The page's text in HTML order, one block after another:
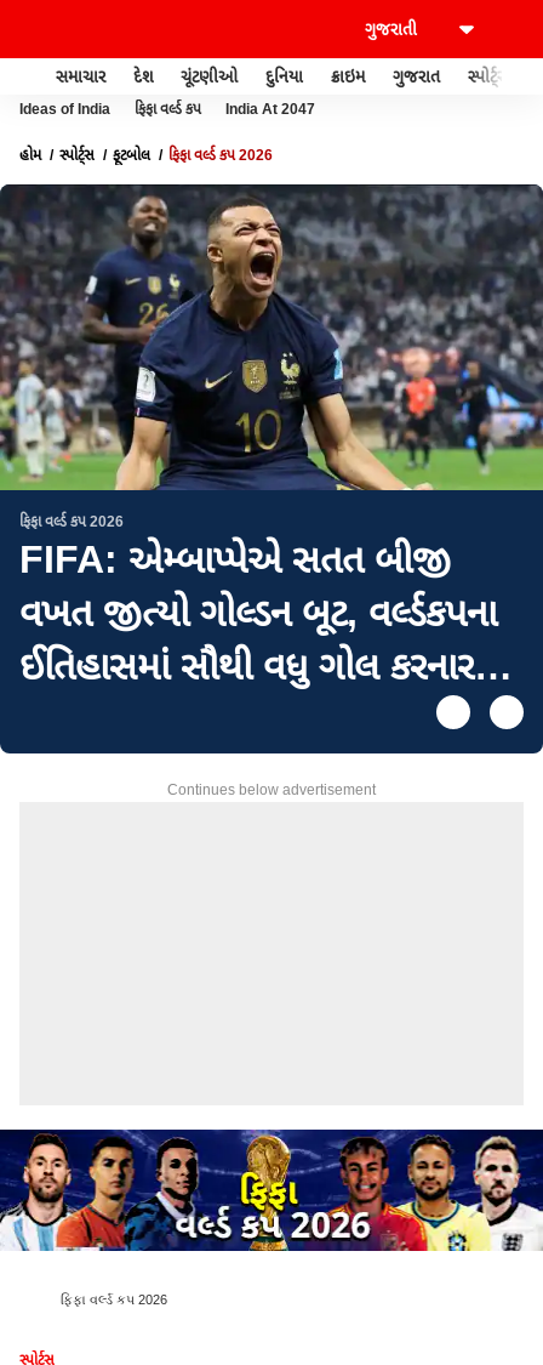
સમાચાર દેશ ચૂંટણીઓ દુનિયા ક્રાઇમ ગુજરાત સ્પોર્ટ્સ
Ideas of India ફિફા વર્લ્ડ કપ India At 2047
હોમ સ્પોર્ટ્સ ફૂટબોલ ફિફા વર્લ્ડ કપ 2026
ફિફા વર્લ્ડ કપ 2026
FIFA: એમ્બાપ્પેએ સતત બીજી
વખત જીત્યો ગોલ્ડન બૂટ, વર્લ્ડકપના
ઈતિહાસમાં સૌથી વધુ ગોલ કરનાર
Continues below advertisement
ફિફા વર્લ્ડ કપ 2026
સ્પોર્ટ્સ